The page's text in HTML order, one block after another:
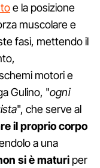
e la posizione
muscolare e
fasi, mettendo il
motori e
Gulino, "ogni
", che serve al
il proprio corpo
a una
si è maturi per